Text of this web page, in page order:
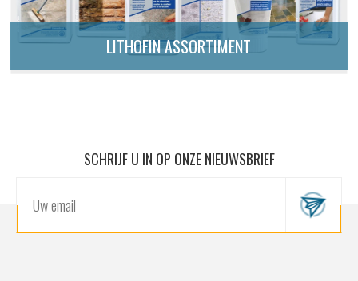
LITHOFIN ASSORTIMENT
SCHRIJF U IN OP ONZE NIEUWSBRIEF